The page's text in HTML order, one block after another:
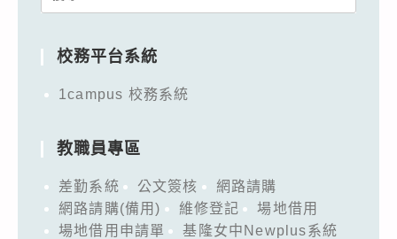
校務平台系統
1campus 校務系統
教職員專區
差勤系統 公文簽核
網路請購
網路請購(備用)
維修登記
場地借用
場地借用申請單
基隆女中Newplus系統